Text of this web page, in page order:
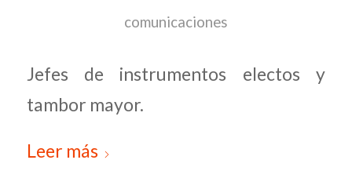
comunicaciones
Jefes de instrumentos electos y
tambor mayor.
Leer más